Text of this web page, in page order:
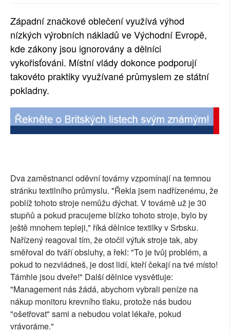
RUBRIKY
PLNÁ VERZE STRÁNEK
Západní značkové oblečení využívá výhod
nízkých výrobních nákladů ve Východní Evropě,
kde zákony jsou ignorovány a dělníci
vykořisťováni. Místní vlády dokonce podporují
takovéto praktiky využívané průmyslem ze státní
pokladny.
Dva zaměstnanci oděvní továrny vzpomínají na temnou
stránku textilního průmyslu. "Řekla jsem nadřízenému, že
poblíž tohoto stroje nemůžu dýchat. V továrně už je 30
stupňů a pokud pracujeme blízko tohoto stroje, bylo by
ještě mnohem tepleji," říká dělnice textilky v Srbsku.
Nařízený reagoval tím, že otočil výfuk stroje tak, aby
směřoval do tváří obsluhy, a řekl: "To je tvůj problém, a
pokud to nezvládneš, je dost lidí, kteří čekají na tvé místo!
Támhle jsou dveře!" Další dělnice vysvětluje:
"Management nás žádá, abychom vybrali peníze na
nákup monitoru krevního tlaku, protože nás budou
"ošetřovat" sami a nebudou volat lékaře, pokud
vrávoráme."